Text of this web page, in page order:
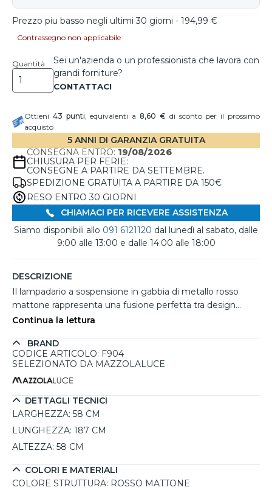
Prezzo piu basso negli ultimi 30 giorni - 194,99 €
Contrassegno non applicabile
Quantità
Sei un'azienda o un professionista che lavora con
grandi forniture?
Ottieni 43 punti, equivalenti a8,60 €di sconto per il prossimo
acquisto
5 ANNI DI GARANZIA GRATUITA
CONSEGNA ENTRO: 19/08/2026
CHIUSURA PER FERIE:
CONSEGNE A PARTIRE DA SETTEMBRE.
SPEDIZIONE GRATUITA A PARTIRE DA 150€
RESO ENTRO 30 GIORNI
CHIAMACI PER RICEVERE ASSISTENZA
Siamo disponibili allo 091 6121120 dal lunedì al sabato, dalle
9:00 alle 13:00 e dalle 14:00 alle 18:00
DESCRIZIONE
Il lampadario a sospensione in gabbia di metallo rosso
mattone rappresenta una fusione perfetta tra design
moderno e stile loft, ideale per arricchire il soggiorno con
solo conferisce robustezza, ma si integra armoniosamente
in ambienti contemporanei grazie al suo colore caldo e
larghezza e 187 cm di altezza, questo lampadario diventa
il fulcro di ogni stanza. La possibilità di regolare l'altezza
consente di adattarlo a spazi differenti, mentre il suo
design aperto garantisce un'illuminazione uniforme,
lampadina non è inclusa, quindi puoi scegliere quella che
meglio si adatta al tuo stile e alle tue esigenze di
illuminazione.
Continua la lettura
BRAND
CODICE ARTICOLO: F904
SELEZIONATO DA MAZZOLALUCE
DETTAGLI TECNICI
LARGHEZZA: 58 CM
LUNGHEZZA: 187 CM
ALTEZZA: 58 CM
COLORI E MATERIALI
COLORE STRUTTURA: ROSSO MATTONE